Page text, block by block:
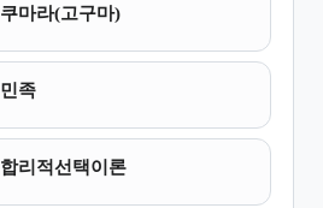
쿠마라(고구마)
민족
합리적선택이론